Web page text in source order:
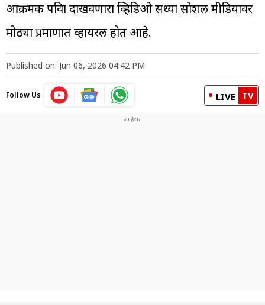
आक्रमक पवित्रा दाखवणारा व्हिडिओ सध्या सोशल मीडियावर
मोठ्या प्रमाणात व्हायरल होत आहे.
Published on: Jun 06, 2026 04:42 PM
Follow Us LIVE TV